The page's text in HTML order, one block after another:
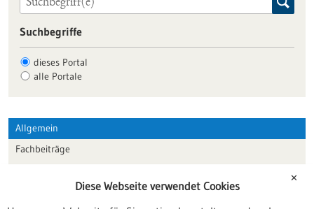
Suchbegriffe
dieses Portal
alle Portale
Allgemein
Fachbeiträge
Veranstaltungen
✕
Diese Webseite verwendet Cookies